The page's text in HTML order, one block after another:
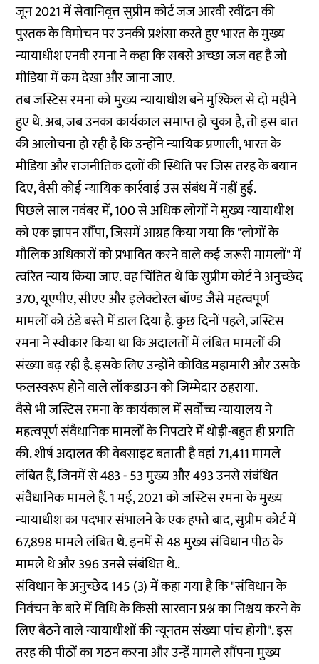
जून 2021 में सेवानिवृत्त सुप्रीम कोर्ट जज आरवी रवींद्रन की
पुस्तक के विमोचन पर उनकी प्रशंसा करते हुए भारत के मुख्य
न्यायाधीश एनवी रमना नेकहाकि सबसे अच्छा जज वह है जो
मीडिया में कम देखा और जाना जाए.
तब जस्टिस रमना को मुख्य न्यायाधीश बने मुश्किल से दो महीने
हुए थे. अब, जब उनका कार्यकाल समाप्त हो चुका है, तो इस बात
की आलोचना हो रही है कि उन्होंने न्यायिक प्रणाली, भारत के
मीडिया और राजनीतिक दलों की स्थिति पर जिस तरह के बयान
दिए, वैसी कोई न्यायिक कार्रवाई उस संबंध में नहीं हुई.
पिछले साल नवंबर में, 100 से अधिक लोगों ने मुख्य न्यायाधीश
को एकज्ञापन सौंपा, जिसमें आग्रह किया गया कि "लोगों के
मौलिक अधिकारों को प्रभावित करने वाले कई जरूरी मामलों" में
त्वरित न्याय किया जाए. वह चिंतित थे कि सुप्रीम कोर्ट ने अनुच्छेद
370, यूएपीए, सीएए और इलेक्टोरल बॉण्ड जैसे महत्वपूर्ण
मामलों को ठंडे बस्ते में डाल दिया है. कुछ दिनों पहले, जस्टिस
रमना नेस्वीकार कियाथा कि अदालतों में लंबित मामलों की
संख्या बढ़ रही है. इसके लिए उन्होंने कोविड महामारी और उसके
फलस्वरूप होने वाले लॉकडाउन को जिम्मेदार ठहराया.
वैसे भी जस्टिस रमना के कार्यकाल में सर्वोच्च न्यायालय ने
महत्वपूर्ण संवैधानिक मामलों के निपटारे में थोड़ी-बहुत ही प्रगति
की. शीर्ष अदालत की वेबसाइट बताती है वहां 71,411 मामले
लंबित हैं, जिनमें से 483 - 53 मुख्य और 493 उनसे संबंधित
संवैधानिक मामले हैं. 1 मई, 2021 को जस्टिस रमना के मुख्य
न्यायाधीश का पदभार संभालने के एक हफ्ते बाद, सुप्रीम कोर्ट में
67,898 मामले लंबित थे. इनमें से 48 मुख्य संविधान पीठ के
मामले थे और 396 उनसे संबंधित थे..
संविधान के अनुच्छेद 145 (3) में कहा गया है कि "संविधान के
निर्वचन के बारे में विधि के किसी सारवान प्रश्न का निश्चय करने के
लिए बैठने वाले न्यायाधीशों की न्यूनतम संख्या पांच होगी". इस
तरह की पीठों का गठन करना और उन्हें मामले सौंपना मुख्य